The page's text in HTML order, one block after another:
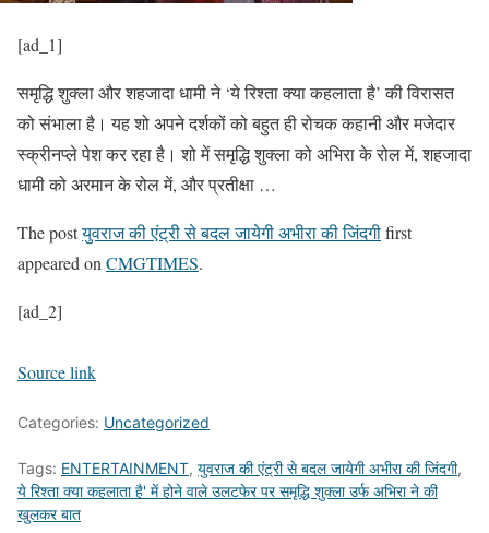
[ad_1]
समृद्धि शुक्ला और शहजादा धामी ने ‘ये रिश्ता क्या कहलाता है’ की विरासत
को संभाला है। यह शो अपने दर्शकों को बहुत ही रोचक कहानी और मजेदार
स्क्रीनप्ले पेश कर रहा है। शो में समृद्धि शुक्ला को अभिरा के रोल में, शहजादा
धामी को अरमान के रोल में, और प्रतीक्षा …
The postयुवराज की एंट्री से बदल जायेगी अभीरा की जिंदगीfirst
appeared on CMGTIMES.
[ad_2]
Source link
Categories: Uncategorized
Tags: ENTERTAINMENT, युवराज की एंट्री से बदल जायेगी अभीरा की जिंदगी,
ये रिश्ता क्या कहलाता है' में होने वाले उलटफेर पर समृद्धि शुक्ला उर्फ ​​अभिरा ने की
खुलकर बात